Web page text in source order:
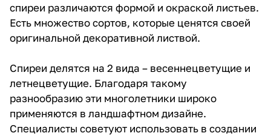
спиреи различаются формой и окраской листьев.
Есть множество сортов, которые ценятся своей
оригинальной декоративной листвой.
Спиреи делятся на 2 вида – весеннецветущие и
летнецветущие. Благодаря такому
разнообразию эти многолетники широко
применяются в ландшафтном дизайне.
Специалисты советуют использовать в создании